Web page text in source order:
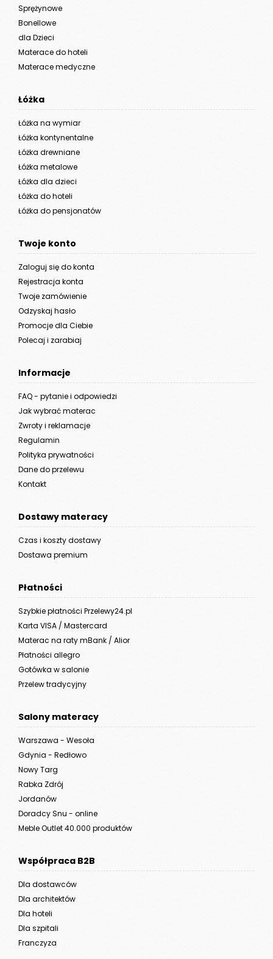
Sprężynowe
Bonellowe
dla Dzieci
Materace do hoteli
Materace medyczne
Łóżka
Łóżka na wymiar
Łóżka kontynentalne
Łóżka drewniane
Łóżka metalowe
Łóżka dla dzieci
Łóżka do hoteli
Łóżka do pensjonatów
Twoje konto
Zaloguj się do konta
Rejestracja konta
Twoje zamówienie
Odzyskaj hasło
Promocje dla Ciebie
Polecaj i zarabiaj
Informacje
FAQ - pytanie i odpowiedzi
Jak wybrać materac
Zwroty i reklamacje
Regulamin
Polityka prywatności
Dane do przelewu
Kontakt
Dostawy materacy
Czas i koszty dostawy
Dostawa premium
Płatności
Szybkie płatności Przelewy24.pl
Karta VISA / Mastercard
Materac na raty mBank / Alior
Płatności allegro
Gotówka w salonie
Przelew tradycyjny
Salony materacy
Warszawa - Wesoła
Gdynia - Redłowo
Nowy Targ
Rabka Zdrój
Jordanów
Doradcy Snu - online
Meble Outlet 40.000 produktów
Współpraca B2B
Dla dostawców
Dla architektów
Dla hoteli
Dla szpitali
Franczyza